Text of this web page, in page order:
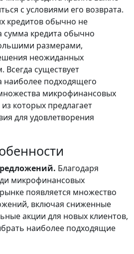
с условиями его возврата.
кредитов обычно не
сумма кредита обычно
размерами,
неожиданных
существует
подходящего
микрофинансовых
которых предлагает
для удовлетворения
Благодаря
микрофинансовых
появляется множество
включая сниженные
акции для новых клиентов,
наиболее подходящие